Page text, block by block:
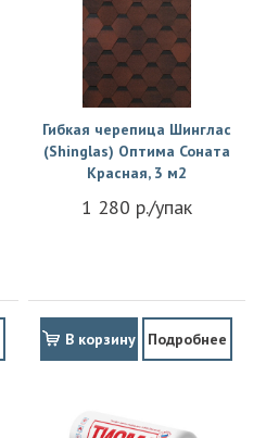
Гибкая черепица Шинглас
(Shinglas) Оптима Соната
Красная, 3 м2
1 280 р./упак
В корзину Подробнее